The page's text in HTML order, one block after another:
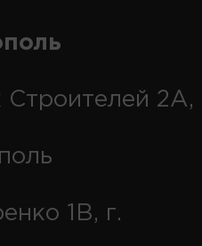
Строителей 2А,
1В, г.